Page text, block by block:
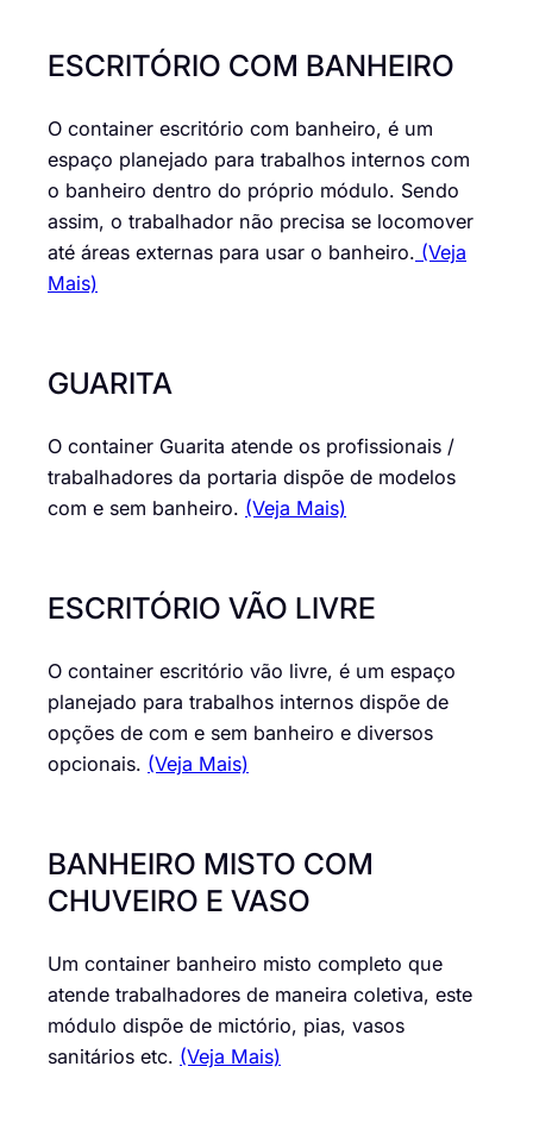
ESCRITÓRIO COM BANHEIRO
O container escritório com banheiro, é um
espaço planejado para trabalhos internos com
o banheiro dentro do próprio módulo. Sendo
assim, o trabalhador não precisa se locomover
até áreas externas para usar o banheiro. (Veja
Mais)
GUARITA
O container Guarita atende os profissionais /
trabalhadores da portaria dispõe de modelos
com e sem banheiro. (Veja Mais)
ESCRITÓRIO VÃO LIVRE
O container escritório vão livre, é um espaço
planejado para trabalhos internos dispõe de
opções de com e sem banheiro e diversos
opcionais. (Veja Mais)
BANHEIRO MISTO COM
CHUVEIRO E VASO
Um container banheiro misto completo que
atende trabalhadores de maneira coletiva, este
módulo dispõe de mictório, pias, vasos
sanitários etc. (Veja Mais)